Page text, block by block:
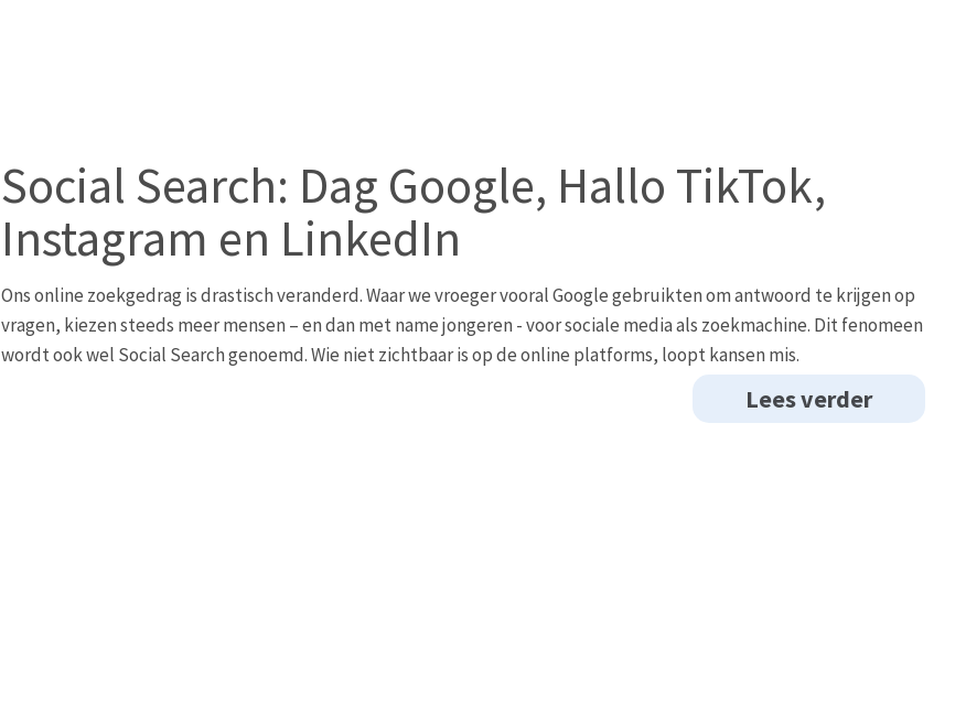
Social Search: Dag Google, Hallo TikTok,
Instagram en LinkedIn
Ons online zoekgedrag is drastisch veranderd. Waar we vroeger vooral Google gebruikten om antwoord te krijgen op
vragen, kiezen steeds meer mensen – en dan met name jongeren - voor sociale media als zoekmachine. Dit fenomeen
wordt ook wel Social Search genoemd. Wie niet zichtbaar is op de online platforms, loopt kansen mis.
Lees verder